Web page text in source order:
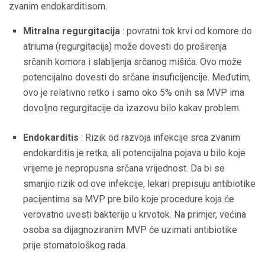
zvanim endokarditisom.
Mitralna regurgitacija : povratni tok krvi od komore do
atriuma (regurgitacija) može dovesti do proširenja
srčanih komora i slabljenja srčanog mišića. Ovo može
potencijalno dovesti do srčane insuficijencije. Međutim,
ovo je relativno retko i samo oko 5% onih sa MVP ima
dovoljno regurgitacije da izazovu bilo kakav problem.
Endokarditis : Rizik od razvoja infekcije srca zvanim
endokarditis je retka, ali potencijalna pojava u bilo koje
vrijeme je nepropusna srčana vrijednost. Da bi se
smanjio rizik od ove infekcije, lekari prepisuju antibiotike
pacijentima sa MVP pre bilo koje procedure koja će
verovatno uvesti bakterije u krvotok. Na primjer, većina
osoba sa dijagnoziranim MVP će uzimati antibiotike
prije stomatološkog rada.